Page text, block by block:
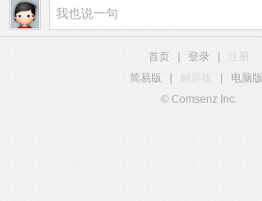
首页 登录
简易版
触屏版 电脑版
© Comsenz Inc.